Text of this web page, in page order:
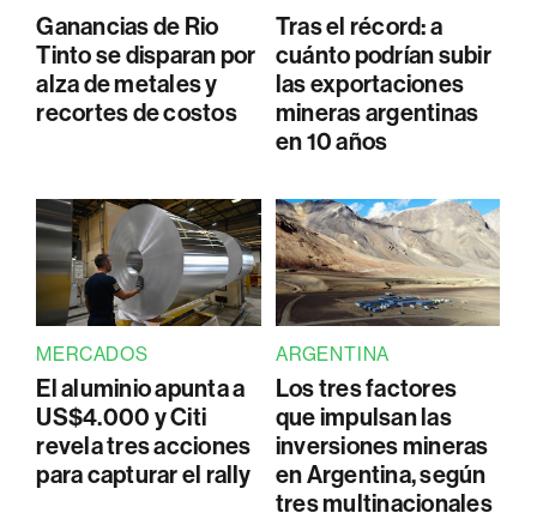
Ganancias de Rio
Tinto se disparan por
alza de metales y
recortes de costos
Tras el récord: a
cuánto podrían subir
las exportaciones
mineras argentinas
en 10 años
MERCADOS
El aluminio apunta a
US$4.000 y Citi
revela tres acciones
para capturar el rally
ARGENTINA
Los tres factores
que impulsan las
inversiones mineras
en Argentina, según
tres multinacionales